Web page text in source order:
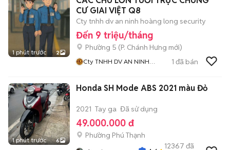
1 phút trước 2
CƯ GIAI VIỆT Q8
Cty tnhh dv an ninh hoàng long security
Đến 9 triệu/tháng
Phường 5 (P. Chánh Hưng mới)
Cty TNHH DV AN NINH
1 đã bán
1 phút trước 6
Honda SH Mode ABS 2021 màu Đỏ
2021 Tay ga Đã sử dụng
49.000.000 đ
Phường Phú Thạnh
12367 đã